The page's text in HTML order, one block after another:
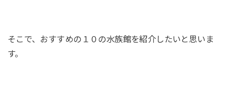
そこで、おすすめの１０の水族館を紹介したいと思いま
す。